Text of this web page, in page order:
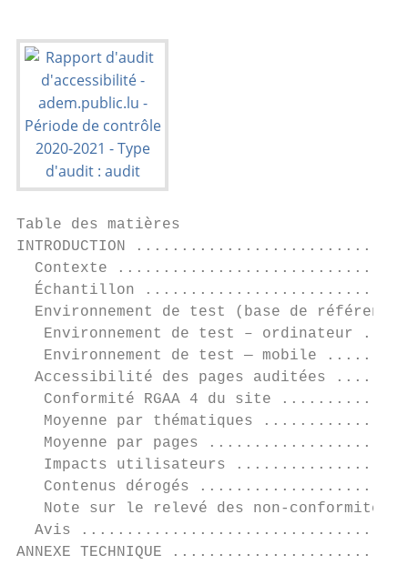
Table des matières
INTRODUCTION
Contexte
Échantillon
Environnement de test (base de
Environnement de test – ordinateur
Environnement de test — mobile
Accessibilité des pages auditées
Conformité RGAA 4 du site
Moyenne par thématiques
Moyenne par pages
Impacts utilisateurs
Contenus dérogés
Note sur le relevé des non-conformités
Avis
ANNEXE TECHNIQUE